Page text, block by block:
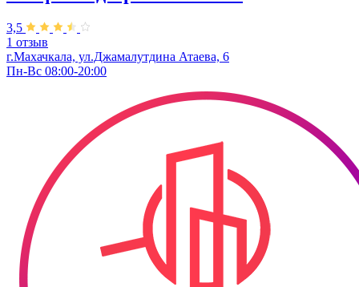
3,5
1 отзыв
г.Махачкала, ул.Джамалутдина Атаева, 6
Пн-Вс 08:00-20:00